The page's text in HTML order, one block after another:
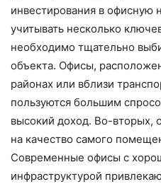
инвестирования в офисную
учитывать несколько
необходимо тщательно
объекта. Офисы,
районах или вблизи
пользуются большим
высокий доход. Во-вторых,
на качество самого
Современные офисы с
инфраструктурой